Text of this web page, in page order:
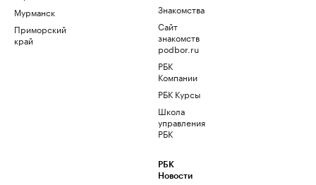
Мурманск
Приморский
край
Знакомства
Сайт
знакомств
podbor.ru
РБК
Компании
РБК Курсы
Школа
управления
РБК
РБК
Новости